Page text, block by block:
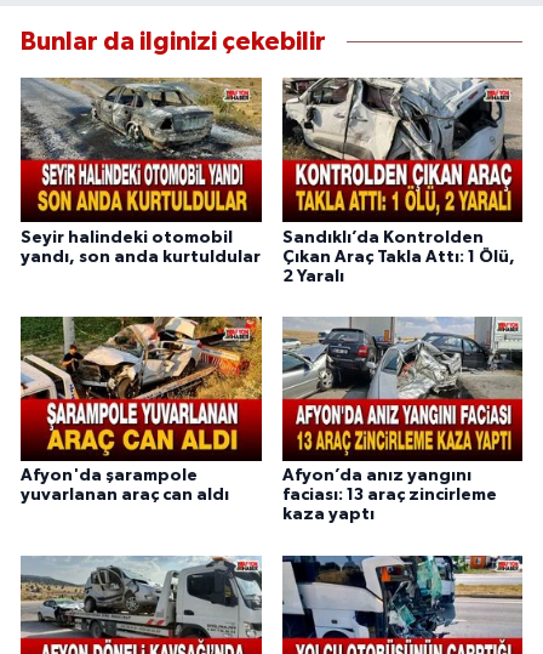
Bunlar da ilginizi çekebilir
Seyir halindeki otomobil
yandı, son anda kurtuldular
Sandıklı’da Kontrolden
Çıkan Araç Takla Attı: 1 Ölü,
2 Yaralı
Afyon'da şarampole
yuvarlanan araç can aldı
Afyon’da anız yangını
faciası: 13 araç zincirleme
kaza yaptı